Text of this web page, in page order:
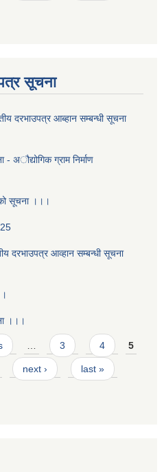
सूचना
दरभाउपत्र आब्हान सम्बन्धी सूचना
अौद्योगिक ग्राम निर्माण
सूचना ।।।
दरभाउपत्र आव्हान सम्बन्धी सूचना
।।।
… 3 4 5
next › last »